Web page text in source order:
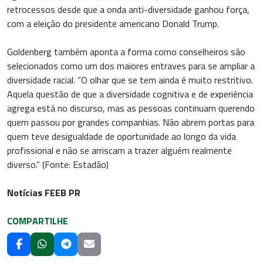
retrocessos desde que a onda anti-diversidade ganhou força,
com a eleição do presidente americano Donald Trump.
Goldenberg também aponta a forma como conselheiros são
selecionados como um dos maiores entraves para se ampliar a
diversidade racial. “O olhar que se tem ainda é muito restritivo.
Aquela questão de que a diversidade cognitiva e de experiência
agrega está no discurso, mas as pessoas continuam querendo
quem passou por grandes companhias. Não abrem portas para
quem teve desigualdade de oportunidade ao longo da vida
profissional e não se arriscam a trazer alguém realmente
diverso.” (Fonte: Estadão)
Notícias FEEB PR
COMPARTILHE